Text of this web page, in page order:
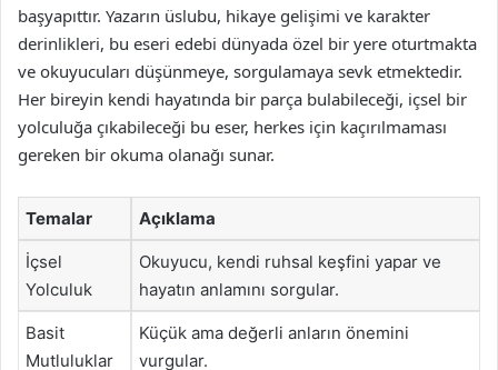
başyapıttır. Yazarın üslubu, hikaye gelişimi ve karakter
derinlikleri, bu eseri edebi dünyada özel bir yere oturtmakta
ve okuyucuları düşünmeye, sorgulamaya sevk etmektedir.
Her bireyin kendi hayatında bir parça bulabileceği, içsel bir
yolculuğa çıkabileceği bu eser, herkes için kaçırılmaması
gereken bir okuma olanağı sunar.
Temalar Açıklama
İçsel
Yolculuk
Okuyucu, kendi ruhsal keşfini yapar ve
hayatın anlamını sorgular.
Basit
Mutluluklar
Küçük ama değerli anların önemini
vurgular.